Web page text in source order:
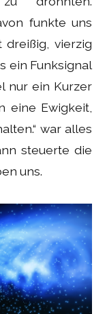
funkte uns
vierzig
ein Funksignal
nur ein Kurzer
eine Ewigkeit,
war alles
steuerte die
uns.